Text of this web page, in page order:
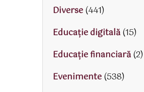
Diverse(441)
Educaţie digitală(15)
Educaţie financiară(2)
Evenimente(538)